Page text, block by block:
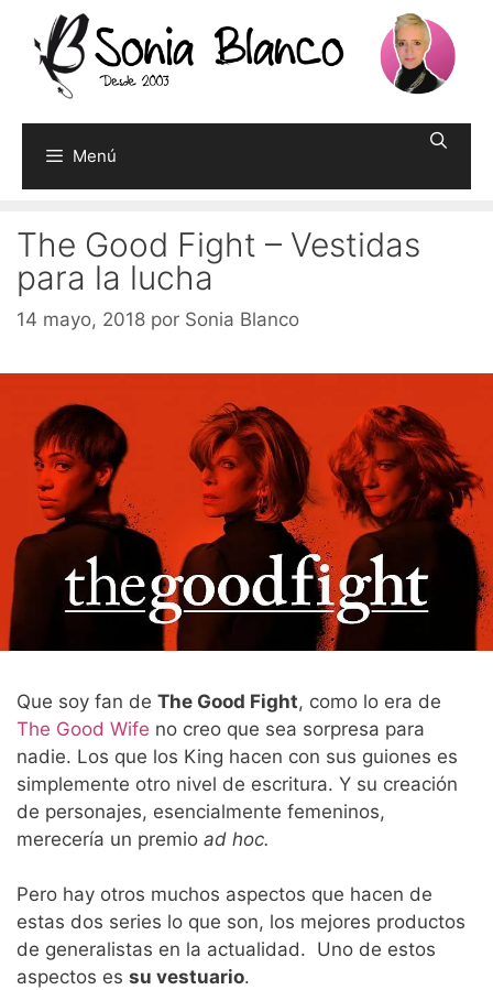
contenido
Menú
The Good Fight – Vestidas
para la lucha
14 mayo, 2018 por Sonia Blanco
Que soy fan de The Good Fight, como lo era de
The Good Wife no creo que sea sorpresa para
nadie. Los que los King hacen con sus guiones es
simplemente otro nivel de escritura. Y su creación
de personajes, esencialmente femeninos,
merecería un premio ad hoc.
Pero hay otros muchos aspectos que hacen de
estas dos series lo que son, los mejores productos
de generalistas en la actualidad. Uno de estos
aspectos es su vestuario.